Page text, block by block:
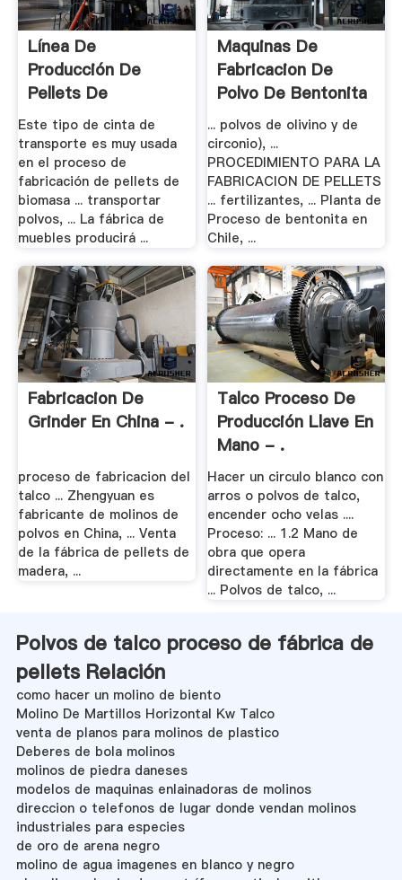
Línea De
Producción De
Pellets De
Madera,Línea .
Este tipo de cinta de
transporte es muy usada
en el proceso de
fabricación de pellets de
biomasa ... transportar
polvos, ... La fábrica de
muebles producirá ...
Maquinas De
Fabricacion De
Polvo De Bentonita
.
... polvos de olivino y de
circonio), ...
PROCEDIMIENTO PARA LA
FABRICACION DE PELLETS
... fertilizantes, ... Planta de
Proceso de bentonita en
Chile, ...
Fabricacion De
Grinder En China - .
proceso de fabricacion del
talco ... Zhengyuan es
fabricante de molinos de
polvos en China, ... Venta
de la fábrica de pellets de
madera, ...
Talco Proceso De
Producción Llave En
Mano - .
Hacer un circulo blanco con
arros o polvos de talco,
encender ocho velas ....
Proceso: ... 1.2 Mano de
obra que opera
directamente en la fábrica
... Polvos de talco, ...
Polvos de talco proceso de fábrica de
pellets Relación
como hacer un molino de biento
Molino De Martillos Horizontal Kw Talco
venta de planos para molinos de plastico
Deberes de bola molinos
molinos de piedra daneses
modelos de maquinas enlainadoras de molinos
direccion o telefonos de lugar donde vendan molinos
industriales para especies
de oro de arena negro
molino de agua imagenes en blanco y negro